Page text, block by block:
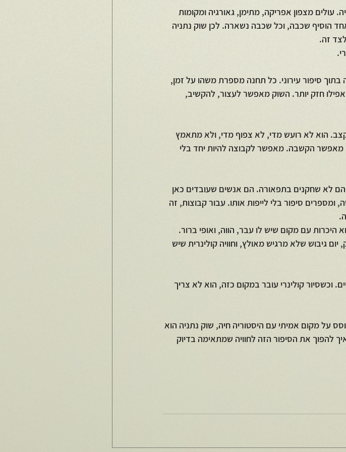
עולים מצפון אפריקה, מתימן, גאורגיה ומקומות
הוסיף שכבה, וכל שכבה נשארה. לכן שוק נתניה
זה.
בתוך סיפור עירוני. כל תחנה מספרת משהו על זמן,
חזק יותר. השוק מאפשר לעצור, להקשיב,
הוא לא רועש מדי, לא צפוף מדי, ולא מתאמץ
הקשבה. מאפשר לקבוצה להיות יחד בלי
לא שחקנים בתפאורה. הם אנשים שעובדים כאן
סיפור בלי לייפות אותו. עבור קבוצות, זה
היכרות עם מקום שיש לו עבר, הווה, ואופי ברור.
גיבוש שלא מרגיש מאולץ, וחוויה קולינרית שיש
וכשסיור קולינרי עובר במקום כזה, הוא לא צריך
על מקום אמיתי עם היסטוריה חיה, שוק נתניה הוא
להפוך את הסיפור הזה לחוויה שמתאימה בדיוק